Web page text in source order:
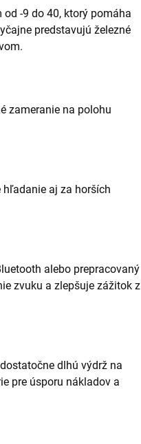
od -9 do 40, ktorý pomáha
predstavujú železné
zameranie na polohu
hľadanie aj za horších
alebo prepracovaný
zvuku a zlepšuje zážitok z
dlhú výdrž na
pre úsporu nákladov a